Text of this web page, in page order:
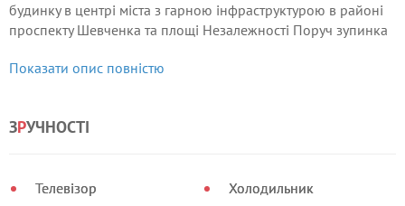
будинку в центрі міста з гарною інфраструктурою в районі
проспекту Шевченка та площі Незалежності Поруч зупинка
супермаркет.
Показати опис повністю
ЗРУЧНОСТІ
Телевізор
Холодильник